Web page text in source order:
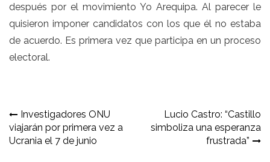
después por el movimiento Yo Arequipa. Al parecer le
quisieron imponer candidatos con los que él no estaba
de acuerdo. Es primera vez que participa en un proceso
electoral.
Navegación
de
Investigadores ONU
viajarán por primera vez a
Ucrania el 7 de junio
Lucio Castro: “Castillo
simboliza una esperanza
frustrada”